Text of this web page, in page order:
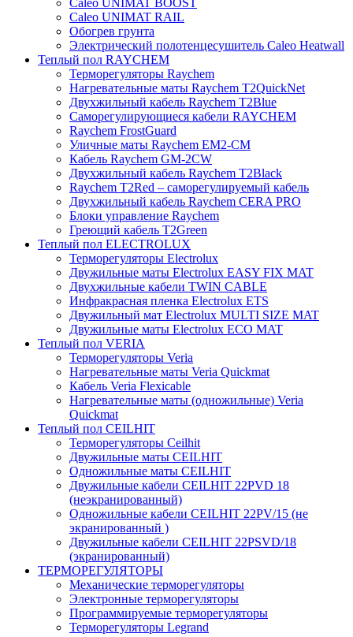
Caleo UNIMAT BOOST
Caleo UNIMAT RAIL
Обогрев грунта
Электрический полотенцесушитель Caleo Heatwall
Теплый пол RAYCHEM
Терморегуляторы Raychem
Нагревательные маты Raychem T2QuickNet
Двухжильный кабель Raychem T2Blue
Саморегулирующиеся кабели RAYCHEM
Raychem FrostGuard
Уличные маты Raychem EM2-CM
Кабель Raychem GM-2CW
Двухжильный кабель Raychem T2Black
Raychem T2Red – саморегулируемый кабель
Двухжильный кабель Raychem CERA PRO
Блоки управление Raychem
Греющий кабель T2Green
Теплый пол ELECTROLUX
Терморегуляторы Electrolux
Двужильные маты Electrolux EASY FIX MAT
Двухжильные кабели TWIN CABLE
Инфракрасная пленка Electrolux ETS
Двужильный мат Electrolux MULTI SIZE MAT
Двужильные маты Electrolux ECO MAT
Теплый пол VERIA
Терморегуляторы Veria
Нагревательные маты Veria Quickmat
Кабель Veria Flexicable
Нагревательные маты (одножильные) Veria
Quickmat
Теплый пол CEILHIT
Терморегуляторы Ceilhit
Двужильные маты CEILHIT
Одножильные маты CEILHIT
Двужильные кабели CEILHIT 22PVD 18
(неэкранированный)
Одножильные кабели CEILHIT 22PV/15 (не
экранированный )
Двужильные кабели CEILHIT 22PSVD/18
(экранированный)
ТЕРМОРЕГУЛЯТОРЫ
Механические терморегуляторы
Электронные терморегуляторы
Программируемые терморегуляторы
Терморегуляторы Legrand